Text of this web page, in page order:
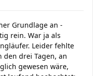
Grundlage an -
rein. War ja als
Leider fehlte
den drei Tagen, an
gewesen wäre,